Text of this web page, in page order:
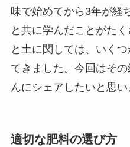
味で始めてから3年が経
と共に学んだことがた
と土に関しては、いく
てきました。今回はそ
んにシェアしたいと思い
適切な肥料の選び方